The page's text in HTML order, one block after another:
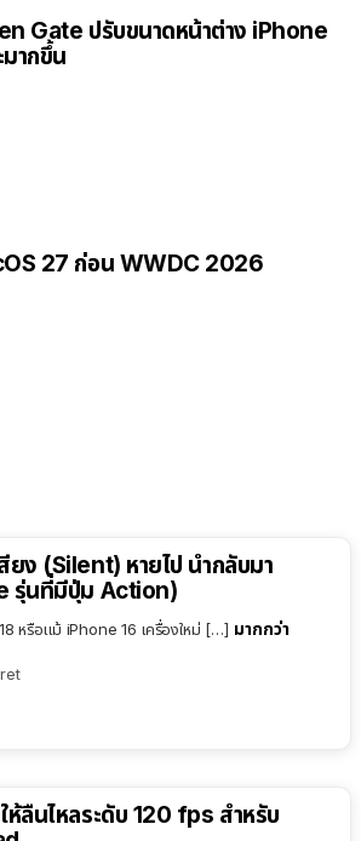
Gate ปรับขนาดหน้าต่าง iPhone
ากขึ้น
27 ก่อน WWDC 2026
ยง (Silent) หายไป นำกลับมา
รุ่นที่มีปุ่ม Action)
หรือแม้ iPhone 16 เครื่องใหม่ […] มากกว่า
ลื่นไหลระดับ 120 fps สำหรับ